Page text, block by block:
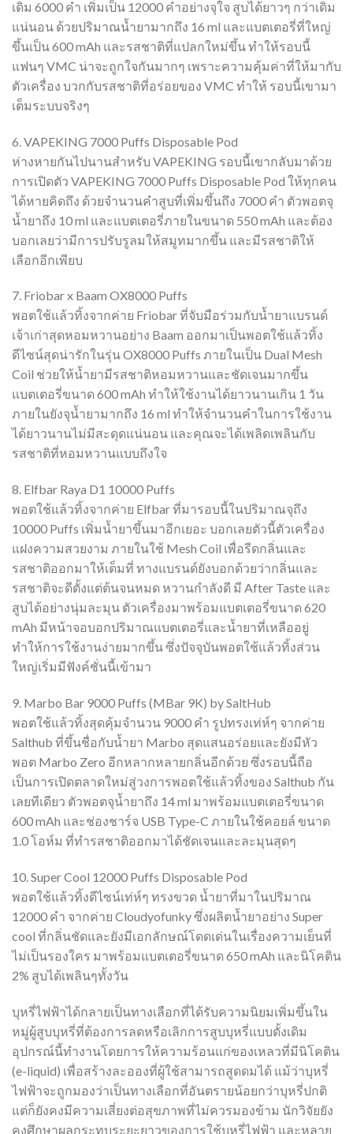
เดิม 6000 คำ เพิ่มเป็น 12000 คำอย่างจุใจ สูบได้ยาวๆ กว่าเดิม
แน่นอน ด้วยปริมาณน้ำยามากถึง 16 ml และแบตเตอรี่ที่ใหญ่
ขึ้นเป็น 600 mAh และรสชาติที่แปลกใหม่ขึ้น ทำให้รอบนี้
แฟนๆ VMC น่าจะถูกใจกันมากๆ เพราะความคุ้มค่าที่ให้มากับ
ตัวเครื่อง บวกกับรสชาติที่อร่อยของ VMC ทำให้ รอบนี้เขามา
เต็มระบบจริงๆ
6. VAPEKING 7000 Puffs Disposable Pod
ห่างหายกันไปนานสำหรับ VAPEKING รอบนี้เขากลับมาด้วย
การเปิดตัว VAPEKING 7000 Puffs Disposable Pod ให้ทุกคน
ได้หายคิดถึง ด้วยจำนวนคำสูบที่เพิ่มขึ้นถึง 7000 คำ ตัวพอตจุ
น้ำยาถึง 10 ml และแบตเตอรี่ภายในขนาด 550 mAh และต้อง
บอกเลยว่ามีการปรับรูลมให้สมูทมากขึ้น และมีรสชาติให้
เลือกอีกเพียบ
7. Friobar x Baam OX8000 Puffs
พอตใช้แล้วทิ้งจากค่าย Friobar ที่จับมือร่วมกับน้ำยาแบรนด์
เจ้าเก่าสุดหอมหวานอย่าง Baam ออกมาเป็นพอตใช้แล้วทิ้ง
ดีไซน์สุดน่ารักในรุ่น OX8000 Puffs ภายในเป็น Dual Mesh
Coil ช่วยให้น้ำยามีรสชาติหอมหวานและชัดเจนมากขึ้น
แบตเตอรี่ขนาด 600 mAh ทำให้ใช้งานได้ยาวนานเกิน 1 วัน
ภายในยังจุน้ำยามากถึง 16 ml ทำให้จำนวนคำในการใช้งาน
ได้ยาวนานไม่มีสะดุดแน่นอน และคุณจะได้เพลิดเพลินกับ
รสชาติที่หอมหวานแบบถึงใจ
8. Elfbar Raya D1 10000 Puffs
พอตใช้แล้วทิ้งจากค่าย Elfbar ที่มารอบนี้ในปริมาณจุถึง
10000 Puffs เพิ่มน้ำยาขึ้นมาอีกเยอะ บอกเลยตัวนี้ตัวเครื่อง
แฝงความสวยงาม ภายในใช้ Mesh Coil เพื่อรีดกลิ่นและ
รสชาติออกมาให้เต็มที่ ทางแบรนด์ยังบอกด้วยว่ากลิ่นและ
รสชาติจะดีตั้งแต่ต้นจนหมด หวานกำลังดี มี After Taste และ
สูบได้อย่างนุ่มละมุน ตัวเครื่องมาพร้อมแบตเตอรี่ขนาด 620
mAh มีหน้าจอบอกปริมาณแบตเตอรี่และน้ำยาที่เหลืออยู่
ทำให้การใช้งานง่ายมากขึ้น ซึ่งปัจจุบันพอตใช้แล้วทิ้งส่วน
ใหญ่เริ่มมีฟังค์ชั่นนี้เข้ามา
9. Marbo Bar 9000 Puffs (MBar 9K) by SaltHub
พอตใช้แล้วทิ้งสุดคุ้มจำนวน 9000 คำ รูปทรงเท่ห์ๆ จากค่าย
Salthub ที่ขึ้นชื่อกับน้ำยา Marbo สุดแสนอร่อยและยังมีหัว
พอต Marbo Zero อีกหลากหลายกลิ่นอีกด้วย ซึ่งรอบนี้ถือ
เป็นการเปิดตลาดใหม่สู่วงการพอตใช้แล้วทิ้งของ Salthub กัน
เลยทีเดียว ตัวพอตจุน้ำยาถึง 14 ml มาพร้อมแบตเตอรี่ขนาด
600 mAh และช่องชาร์จ USB Type-C ภายในใช้คอยล์ ขนาด
1.0 โอห์ม ที่ทำรสชาติออกมาได้ชัดเจนและละมุนสุดๆ
10. Super Cool 12000 Puffs Disposable Pod
พอตใช้แล้วทิ้งดีไซน์เท่ห์ๆ ทรงขวด น้ำยาที่มาในปริมาณ
12000 คำ จากค่าย Cloudyofunky ซึ่งผลิตน้ำยาอย่าง Super
cool ที่กลิ่นชัดและยังมีเอกลักษณ์โดดเด่นในเรื่องความเย็นที่
ไม่เป็นรองใคร มาพร้อมแบตเตอรี่ขนาด 650 mAh และนิโคติน
2% สูบได้เพลินๆทั้งวัน
บุหรี่ไฟฟ้าได้กลายเป็นทางเลือกที่ได้รับความนิยมเพิ่มขึ้นใน
หมู่ผู้สูบบุหรี่ที่ต้องการลดหรือเลิกการสูบบุหรี่แบบดั้งเดิม
อุปกรณ์นี้ทำงานโดยการให้ความร้อนแก่ของเหลวที่มีนิโคติน
(e-liquid) เพื่อสร้างละอองที่ผู้ใช้สามารถสูดดมได้ แม้ว่าบุหรี่
ไฟฟ้าจะถูกมองว่าเป็นทางเลือกที่อันตรายน้อยกว่าบุหรี่ปกติ
แต่ก็ยังคงมีความเสี่ยงต่อสุขภาพที่ไม่ควรมองข้าม นักวิจัยยัง
คงศึกษาผลกระทบระยะยาวของการใช้บุหรี่ไฟฟ้า และหลาย